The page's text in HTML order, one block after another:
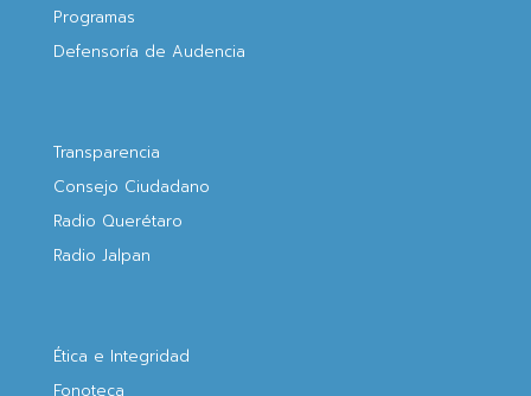
Programas
Defensoría de Audencia
Transparencia
Consejo Ciudadano
Radio Querétaro
Radio Jalpan
Ética e Integridad
Fonoteca